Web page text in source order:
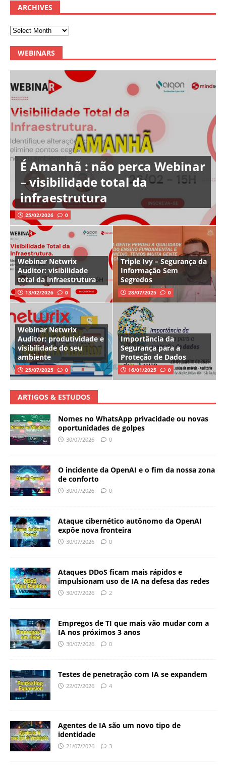
ARCHIVES
WEBINARS
É Amanhã : não perca Webinar
– visibilidade total da
infraestrutura
25/02/2026 0
Webinar Netwrix
Auditor: visibilidade
total da infraestrutura
13/02/2026 0
Triple Ivy – Segurança da
Informação Sem
Segredos
28/07/2025 0
Webinar Netwrix
Auditor: produtividade e
visibilidade do seu
ambiente
25/07/2025 0
Importância da
Segurança para a
Proteção de Dados
16/01/2025 0
ARTIGOS & ESTUDOS
Nomes no WhatsApp privacidade ou novas
oportunidades de golpes
30/07/2026 0
O incidente da OpenAI e o fim da nossa zona
de conforto
30/07/2026 0
Ataque cibernético autônomo da OpenAI
expõe nova fronteira
30/07/2026 0
Ataques DDoS ficam mais rápidos e
impulsionam uso de IA na defesa das redes
30/07/2026 2
Empregos de TI que mais vão mudar com a
IA nos próximos 3 anos
30/07/2026 0
Testes de penetração com IA se expandem
22/07/2026 4
Agentes de IA são um novo tipo de
identidade
21/07/2026 3